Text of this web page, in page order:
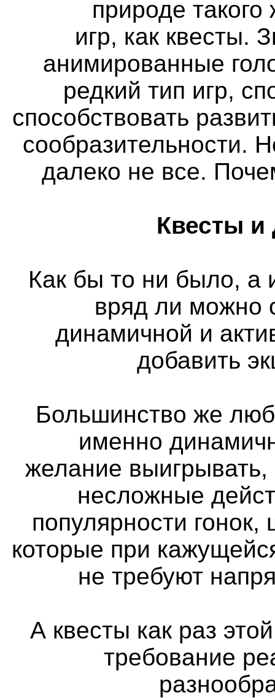
природе
игр, как квесты.
анимированные
редкий тип игр,
способствовать
сообразительности.
далеко не все.
Квесты и
Как бы то ни было, а
вряд ли можно
динамичной и
добавить
Большинство же
именно
желание
несложные
популярности
которые при
не требуют
А квесты как раз
требование